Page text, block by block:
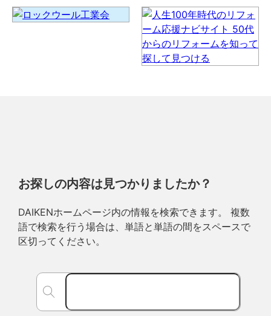
お探しの内容は見つかりましたか？
DAIKENホームページ内の情報を検索できます。 複数
語で検索を行う場合は、単語と単語の間をスペースで
区切ってください。